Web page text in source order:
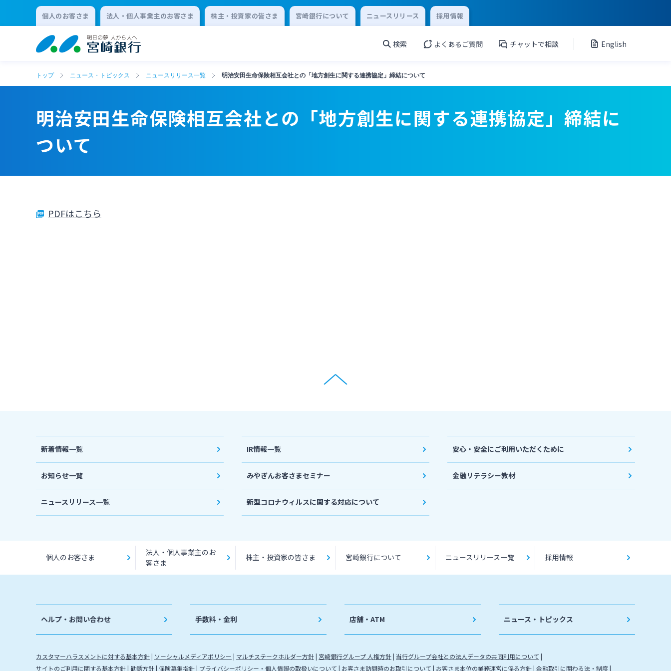
個人のお客さま 法人・個人事業主のお客さま 株主・投資家の皆さま 宮崎銀行について ニュースリリース 採用情報
検索 よくあるご質問 チャットで相談 English
トップ ニュース・トピックス ニュースリリース一覧 明治安田生命保険相互会社との「地方創生に関する連携協定」締結について
明治安田生命保険相互会社との「地方創生に関する連携協定」締結に
ついて
PDFはこちら
新着情報一覧
お知らせ一覧
ニュースリリース一覧
IR情報一覧
みやぎんお客さまセミナー
新型コロナウィルスに関する対応について
安心・安全にご利用いただくために
金融リテラシー教材
個人のお客さま
法人・個人事業主のお
客さま
株主・投資家の皆さま 宮崎銀行について ニュースリリース一覧 採用情報
ヘルプ・お問い合わせ 手数料・金利 店舗・ATM ニュース・トピックス
カスタマーハラスメントに対する基本方針 ソーシャルメディアポリシー マルチステークホルダー方針 宮崎銀行グループ 人権方針 当行グループ会社との法人データの共同利用について
サイトのご利用に関する基本方針 勧誘方針 保険募集指針 プライバシーポリシー・個人情報の取扱いについて お客さま訪問時のお取引について お客さま本位の業務運営に係る方針 金融取引に関わる法・制度